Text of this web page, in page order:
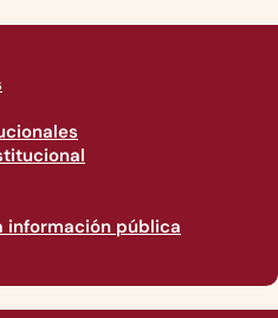
información pública